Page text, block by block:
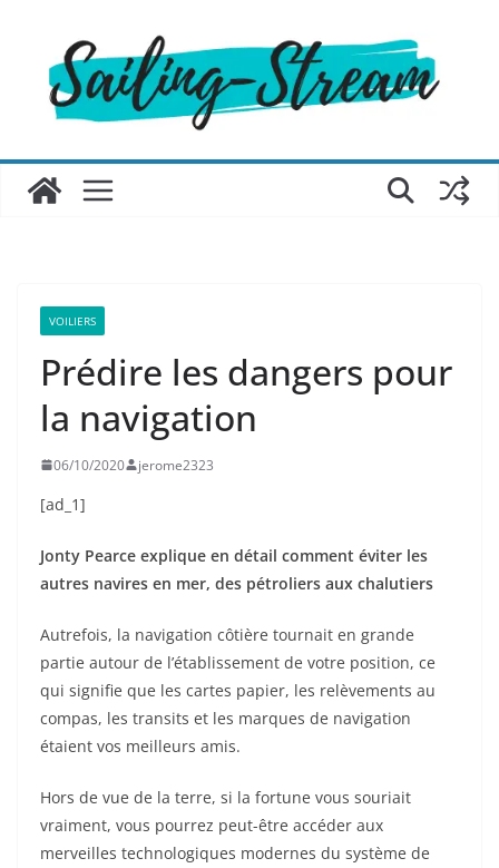
contenu
VOILIERS
Prédire les dangers pour
la navigation
06/10/2020 jerome2323
[ad_1]
Jonty Pearce explique en détail comment éviter les
autres navires en mer, des pétroliers aux chalutiers
Autrefois, la navigation côtière tournait en grande
partie autour de l’établissement de votre position, ce
qui signifie que les cartes papier, les relèvements au
compas, les transits et les marques de navigation
étaient vos meilleurs amis.
Hors de vue de la terre, si la fortune vous souriait
vraiment, vous pourrez peut-être accéder aux
merveilles technologiques modernes du système de